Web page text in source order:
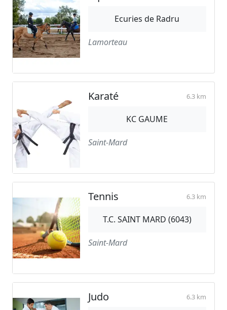
Ecuries de Radru
Lamorteau
Karaté 6.3 km
KC GAUME
Saint-Mard
Tennis 6.3 km
T.C. SAINT MARD (6043)
Saint-Mard
Judo 6.3 km